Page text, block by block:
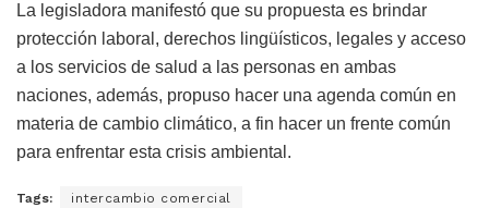
La legisladora manifestó que su propuesta es brindar
protección laboral, derechos lingüísticos, legales y acceso
a los servicios de salud a las personas en ambas
naciones, además, propuso hacer una agenda común en
materia de cambio climático, a fin hacer un frente común
para enfrentar esta crisis ambiental.
Tags: intercambio comercial